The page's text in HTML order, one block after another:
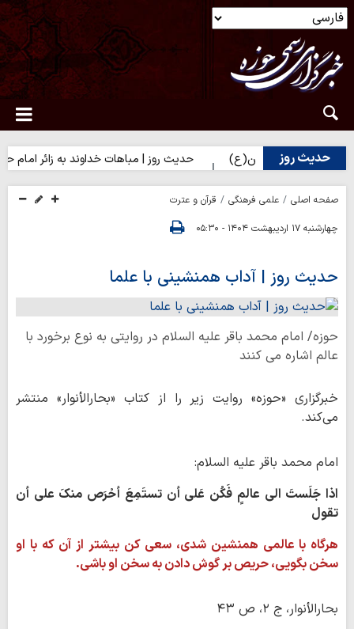
حدیث روز
امام حسین(ع) حدیث روز | مباهات خداوند به زائر امام
صفحه اصلی علمی فرهنگی
قرآن و عترت
چهارشنبه ۱۷ اردیبهشت ۱۴۰۴ - ۰۵:۳۰
حدیث روز | آداب همنشینی با علما
حوزه/ امام محمد باقر علیه السلام در روایتی به نوع برخورد با
عالم اشاره می کنند
خبرگزاری «حوزه» روایت زیر را از کتاب «بحارالأنوار» منتشر
می‌کند.
امام محمد باقر علیه السلام:
اذا جَلَستَ الی عالمٍ فَکُن عَلی أن تستَمِعَ أحْرَص منکَ علی أن
تقول
هرگاه با عالمی همنشین شدی، سعی کن بیشتر از آن‌ که با او
سخن بگویی، حریص بر گوش دادن به سخن او باشی.
بحارالأنوار، ج ۲، ص ۴۳